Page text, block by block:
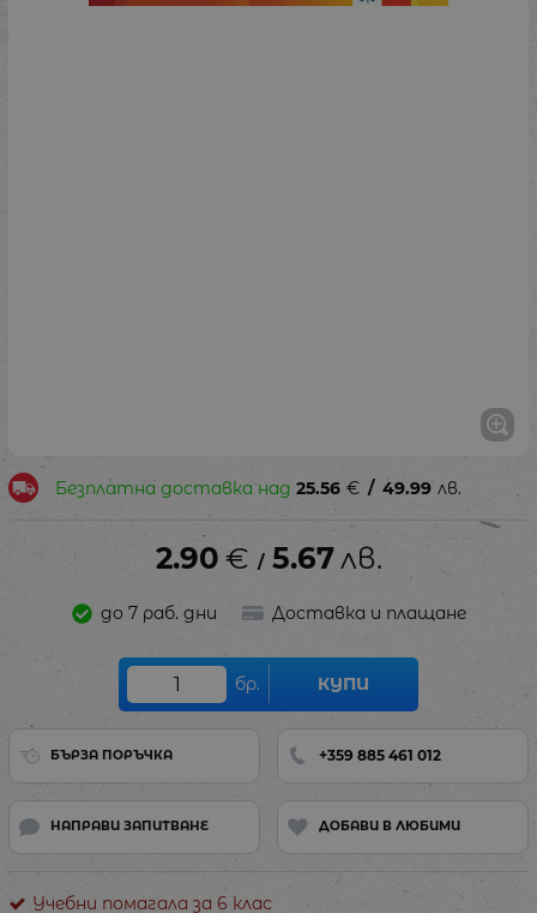
Безплатна доставка над 25.56 € / 49.99 лв.
2.90 € / 5.67 лв.
до 7 раб. дни Доставка и плащане
бр. КУПИ
БЪРЗА ПОРЪЧКА +359 885 461 012
НАПРАВИ ЗАПИТВАНЕ ДОБАВИ В ЛЮБИМИ
Учебни помагала за 6 клас